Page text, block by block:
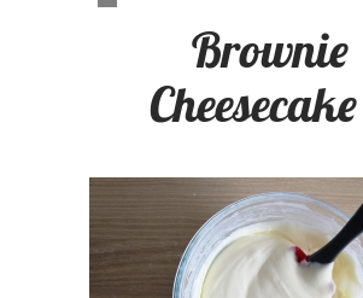
Brownie